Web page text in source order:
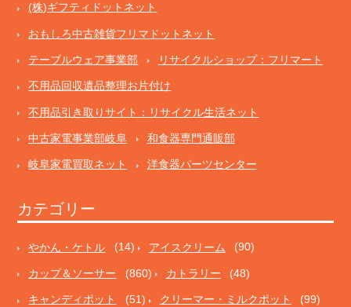
(株)ギフティドットネット
おもしろ中古雑貨フリマドットネット
テーブルウェア事業部 リサイクルショップ：フリマート
不用品回収遺品整理お片付け
不用品引き取りサイト：リサイクル生活ネット
中古家電事業部岐阜 和食器専門通販部
岐阜家電買取ネット 洋食器パーツセンター
カテゴリー
やかん・ケトル (14) アイスクリーム (90)
カップ＆ソーサー (860) カトラリー (48)
キャンディポット (51) クリーマー・ミルクポット (99)